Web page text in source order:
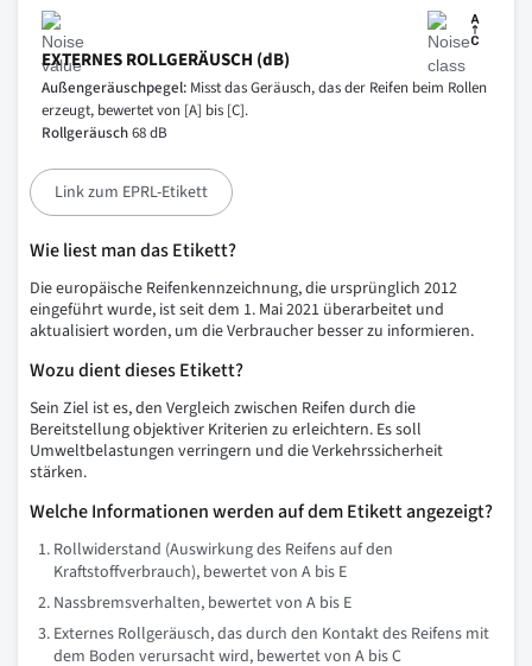
EXTERNES ROLLGERÄUSCH (dB)
Außengeräuschpegel: Misst das Geräusch, das der Reifen beim Rollen
erzeugt, bewertet von [A] bis [C].
Rollgeräusch68 dB
Link zum EPRL-Etikett
Wie liest man das Etikett?
Die europäische Reifenkennzeichnung, die ursprünglich 2012
eingeführt wurde, ist seit dem 1. Mai 2021 überarbeitet und
aktualisiert worden, um die Verbraucher besser zu informieren.
Wozu dient dieses Etikett?
Sein Ziel ist es, den Vergleich zwischen Reifen durch die
Bereitstellung objektiver Kriterien zu erleichtern. Es soll
Umweltbelastungen verringern und die Verkehrssicherheit
stärken.
Welche Informationen werden auf dem Etikett angezeigt?
Rollwiderstand (Auswirkung des Reifens auf den
Kraftstoffverbrauch), bewertet von A bis E
Nassbremsverhalten, bewertet von A bis E
Externes Rollgeräusch, das durch den Kontakt des Reifens mit
dem Boden verursacht wird, bewertet von A bis C